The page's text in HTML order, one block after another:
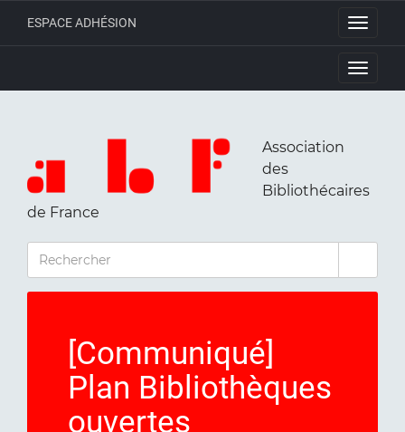
Toggle
ESPACE ADHÉSION
Toggle
Association
des
Bibliothécaires
de France
RECHERCHER
[Communiqué]
Plan Bibliothèques
ouvertes